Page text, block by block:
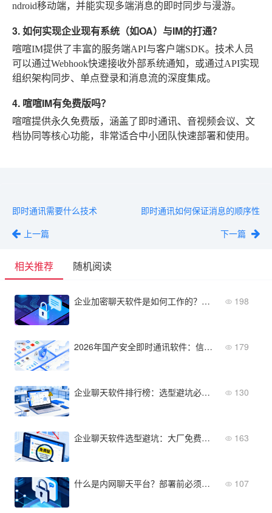
ndroid移动端，并能实现多端消息的即时同步与漫游。
3. 如何实现企业现有系统（如OA）与IM的打通？
喧喧IM提供了丰富的服务端API与客户端SDK。技术人员
可以通过Webhook快速接收外部系统通知，或通过API实现
组织架构同步、单点登录和消息流的深度集成。
4. 喧喧IM有免费版吗？
喧喧提供永久免费版，涵盖了即时通讯、音视频会议、文
档协同等核心功能，非常适合中小团队快速部署和使用。
即时通讯需要什么技术
上一篇
即时通讯如何保证消息的顺序性
下一篇
相关推荐 随机阅读
企业加密聊天软件是如何工作的？技术原理浅析 198
2026年国产安全即时通讯软件：信创适配与安全合规能力对比 179
企业聊天软件排行榜：选型避坑必读的5个维度 130
企业聊天软件选型避坑：大厂免费版的隐藏限制 163
什么是内网聊天平台？部署前必须了解的五个安全要点 107